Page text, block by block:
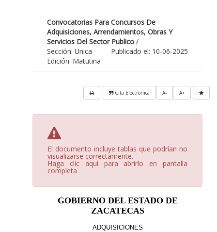
Convocatorias Para Concursos De
Adquisiciones, Arrendamientos, Obras Y
Servicios Del Sector Publico /
Publicado el: 10-06-2025
Sección: Unica
Edición: Matutina
A+
A-
Cita Electrónica
El documento incluye tablas que podrían no
visualizarse correctamente.
Haga clic aquí para abrirlo en pantalla
completa